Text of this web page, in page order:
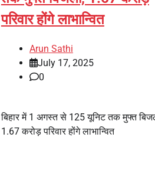
परिवार होंगे लाभान्वित
Arun Sathi
July 17, 2025
0
बिहार में 1 अगस्त से 125 यूनिट तक मुफ्त
1.67 करोड़ परिवार होंगे लाभान्वित